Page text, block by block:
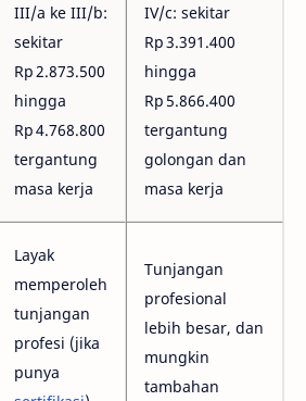
III/a ke III/b:
sekitar
Rp 2.873.500
hingga
Rp 4.768.800
tergantung
masa kerja
IV/c: sekitar
Rp 3.391.400
hingga
Rp 5.866.400
tergantung
golongan dan
masa kerja
Layak
memperoleh
tunjangan
profesi (jika
punya
Tunjangan
profesional
lebih besar, dan
mungkin
tambahan